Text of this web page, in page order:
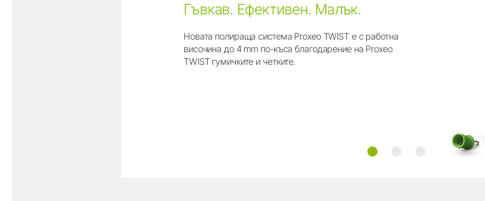
Гъвкав. Ефективен. Малък.
Новата полираща система Proxeo TWIST е с работна
височина до 4 mm по-къса благодарение на Proxeo
TWIST гумичките и четките.